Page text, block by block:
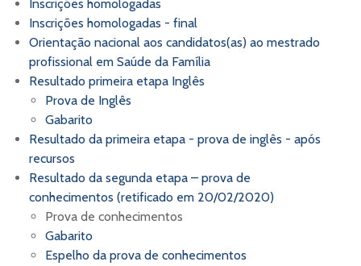
Inscrições homologadas
Inscrições homologadas - final
Orientação nacional aos candidatos(as) ao mestrado
profissional em Saúde da Família
Resultado primeira etapa Inglês
Prova de Inglês
Gabarito
Resultado da primeira etapa - prova de inglês - após
recursos
Resultado da segunda etapa – prova de
conhecimentos (retificado em 20/02/2020)
Prova de conhecimentos
Gabarito
Espelho da prova de conhecimentos